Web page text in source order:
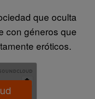
que oculta
con géneros que
eróticos.